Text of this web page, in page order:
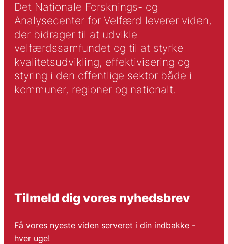
Det Nationale Forsknings- og
Analysecenter for Velfærd leverer viden,
der bidrager til at udvikle
velfærdssamfundet og til at styrke
kvalitetsudvikling, effektivisering og
styring i den offentlige sektor både i
kommuner, regioner og nationalt.
Tilmeld dig vores nyhedsbrev
Få vores nyeste viden serveret i din indbakke -
hver uge!